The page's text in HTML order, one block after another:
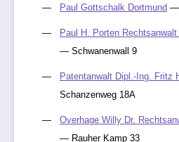
Paul Gottschalk Dortmund —
Paul H. Porten
— Schwanenwall 9
Patentanwalt Dipl.-Ing. Fritz
Schanzenweg 18A
Overhage Willy Dr.
— Rauher Kamp 33